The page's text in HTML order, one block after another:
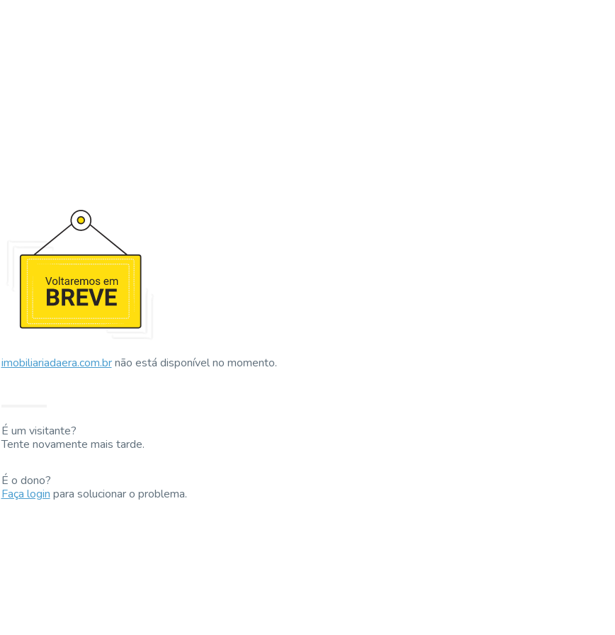
imobiliariadaera.com.brnão está disponível no momento.
É um visitante?
Tente novamente mais tarde.
É o dono?
Faça login para solucionar o problema.